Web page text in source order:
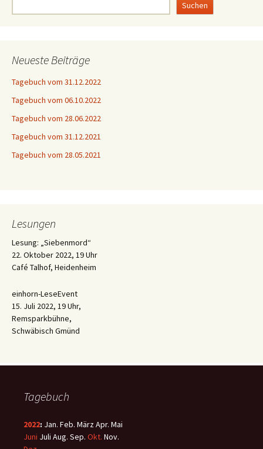
Suchen
Neueste Beiträge
Tagebuch vom 31.12.2022
Tagebuch vom 06.10.2022
Tagebuch vom 28.06.2022
Tagebuch vom 31.12.2021
Tagebuch vom 28.05.2021
Lesungen
Lesung: „Siebenmord“
22. Oktober 2022, 19 Uhr
Café Talhof, Heidenheim
einhorn-LeseEvent
15. Juli 2022, 19 Uhr,
Remsparkbühne,
Schwäbisch Gmünd
Tagebuch
2022: Jan. Feb. MärzApr. Mai
Juni Juli Aug. Sep. Okt. Nov.